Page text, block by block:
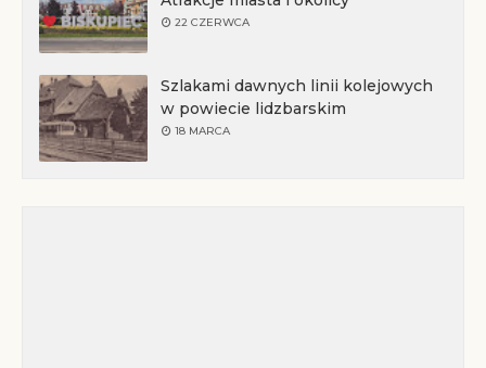
22 CZERWCA
Szlakami dawnych linii kolejowych
w powiecie lidzbarskim
18 MARCA